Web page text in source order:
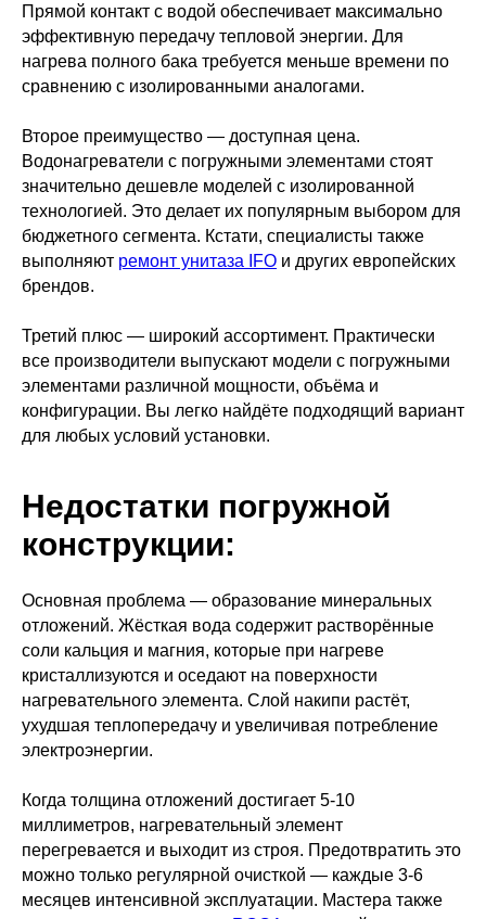
Прямой контакт с водой обеспечивает максимально
эффективную передачу тепловой энергии. Для
нагрева полного бака требуется меньше времени по
сравнению с изолированными аналогами.
Второе преимущество — доступная цена.
Водонагреватели с погружными элементами стоят
значительно дешевле моделей с изолированной
технологией. Это делает их популярным выбором для
бюджетного сегмента. Кстати, специалисты также
выполняют ремонт унитаза IFO и других европейских
брендов.
Третий плюс — широкий ассортимент. Практически
все производители выпускают модели с погружными
элементами различной мощности, объёма и
конфигурации. Вы легко найдёте подходящий вариант
для любых условий установки.
Недостатки погружной
конструкции:
Основная проблема — образование минеральных
отложений. Жёсткая вода содержит растворённые
соли кальция и магния, которые при нагреве
кристаллизуются и оседают на поверхности
нагревательного элемента. Слой накипи растёт,
ухудшая теплопередачу и увеличивая потребление
электроэнергии.
Когда толщина отложений достигает 5-10
миллиметров, нагревательный элемент
перегревается и выходит из строя. Предотвратить это
можно только регулярной очисткой — каждые 3-6
месяцев интенсивной эксплуатации. Мастера также